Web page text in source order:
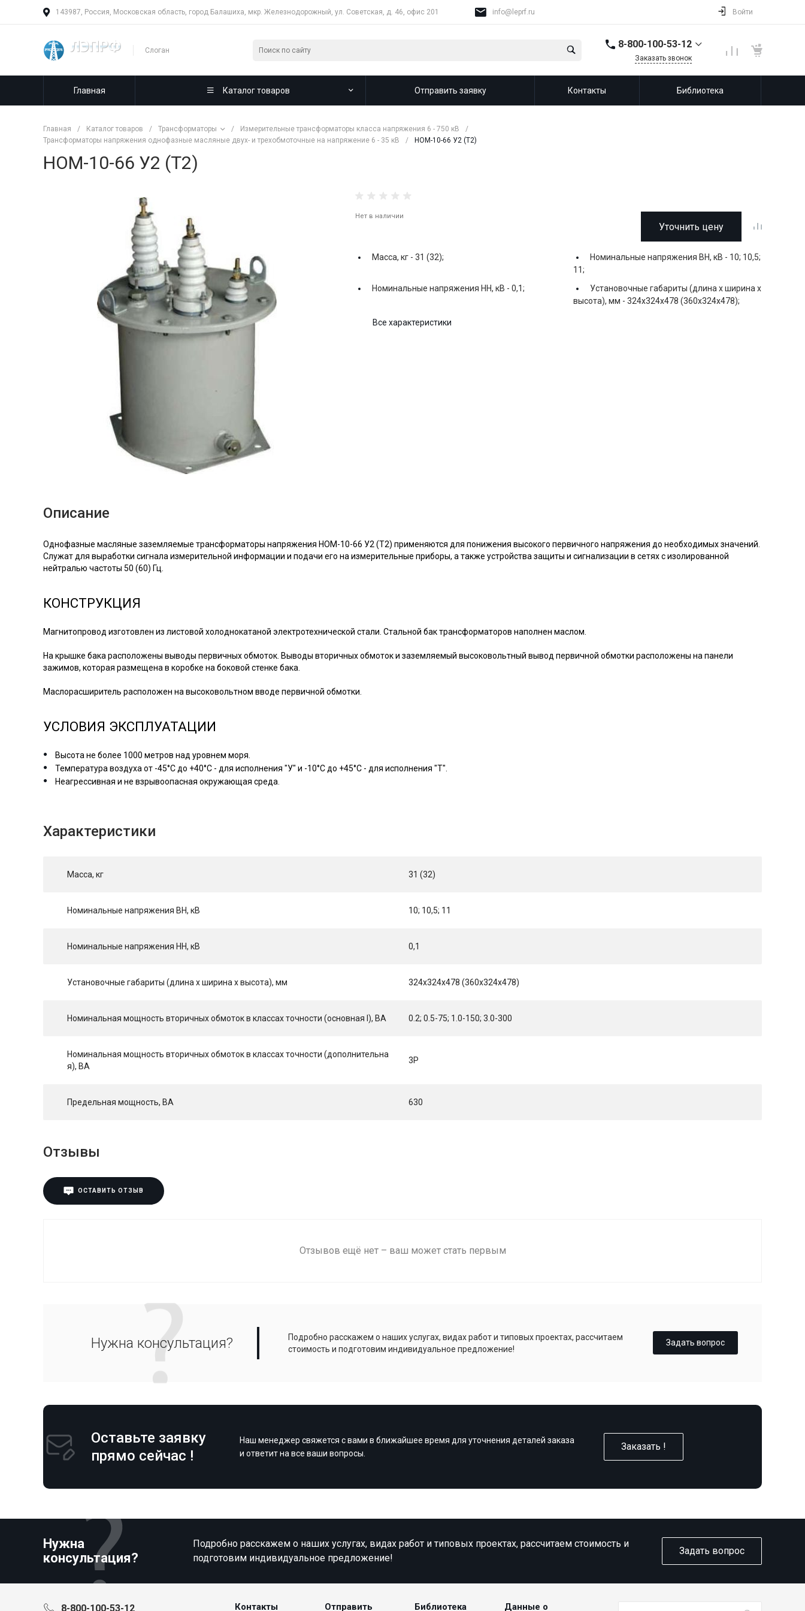
143987, Россия, Московская область, город Балашиха, мкр. Железнодорожный, ул. Советская, д. 46, офис 201 info@leprf.ru Войти
Слоган
8-800-100-53-12
Заказать звонок
Главная Каталог товаров Отправить заявку Контакты Библиотека
Главная / Каталог товаров / Трансформаторы / Измерительные трансформаторы класса напряжения 6 - 750 кВ
/
Трансформаторы напряжения однофазные масляные двух- и трехобмоточные на напряжение 6 - 35 кВ
/ НОМ-10-66 У2 (Т2)
НОМ-10-66 У2 (Т2)
Нет в наличии
Уточнить цену
Масса, кг - 31 (32); Номинальные напряжения ВН, кВ - 10; 10,5;
11;
Номинальные напряжения НН, кВ - 0,1;
Установочные габариты (длина х ширина х
высота), мм -324x324x478 (360x324x478);
Все характеристики
Описание
Однофазные масляные заземляемые трансформаторы напряжения НОМ-10-66 У2 (Т2) применяются для понижения высокого первичного напряжения до необходимых значений.
Служат для выработки сигнала измерительной информации и подачи его на измерительные приборы, а также устройства защиты и сигнализации в сетях с изолированной
нейтралью частоты 50 (60) Гц.
КОНСТРУКЦИЯ
Магнитопровод изготовлен из листовой холоднокатаной электротехнической стали. Стальной бак трансформаторов наполнен маслом.
На крышке бака расположены выводы первичных обмоток. Выводы вторичных обмоток и заземляемый высоковольтный вывод первичной обмотки расположены на панели
зажимов, которая размещена в коробке на боковой стенке бака.
Маслорасширитель расположен на высоковольтном вводе первичной обмотки.
УСЛОВИЯ ЭКСПЛУАТАЦИИ
Высота не более 1000 метров над уровнем моря.
Температура воздуха от -45°C до +40°C - для исполнения "У" и -10°C до +45°C - для исполнения "Т".
Неагрессивная и не взрывоопасная окружающая среда.
Характеристики
Масса, кг 31 (32)
Номинальные напряжения ВН, кВ 10; 10,5; 11
Номинальные напряжения НН, кВ 0,1
Установочные габариты (длина х ширина х высота), мм 324x324x478 (360x324x478)
Номинальная мощность вторичных обмоток в классах точности (основная I), ВА 0.2; 0.5-75; 1.0-150; 3.0-300
Номинальная мощность вторичных обмоток в классах точности (дополнительна
я), ВА
3Р
Предельная мощность, ВА 630
Отзывы
ОСТАВИТЬ ОТЗЫВ
Отзывов ещё нет – ваш может стать первым
Нужна консультация?
Подробно расскажем о наших услугах, видах работ и типовых проектах, рассчитаем
стоимость и подготовим индивидуальное предложение!
Задать вопрос
Оставьте заявку
прямо сейчас !
Наш менеджер свяжется с вами в ближайшее время для уточнения деталей заказа
и ответит на все ваши вопросы.
Заказать !
Нужна
консультация?
Подробно расскажем о наших услугах, видах работ и типовых проектах, рассчитаем стоимость и
подготовим индивидуальное предложение!
Задать вопрос
8-800-100-53-12 Контакты Отправить Библиотека Данные о